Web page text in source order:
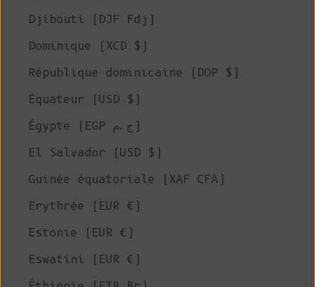
Djibouti (DJF Fdj)
Dominique (XCD $)
République dominicaine (DOP $)
Équateur (USD $)
Égypte (EGP ج.م)
El Salvador (USD $)
Guinée équatoriale (XAF CFA)
Erythrée (EUR €)
Estonie (EUR €)
Eswatini (EUR €)